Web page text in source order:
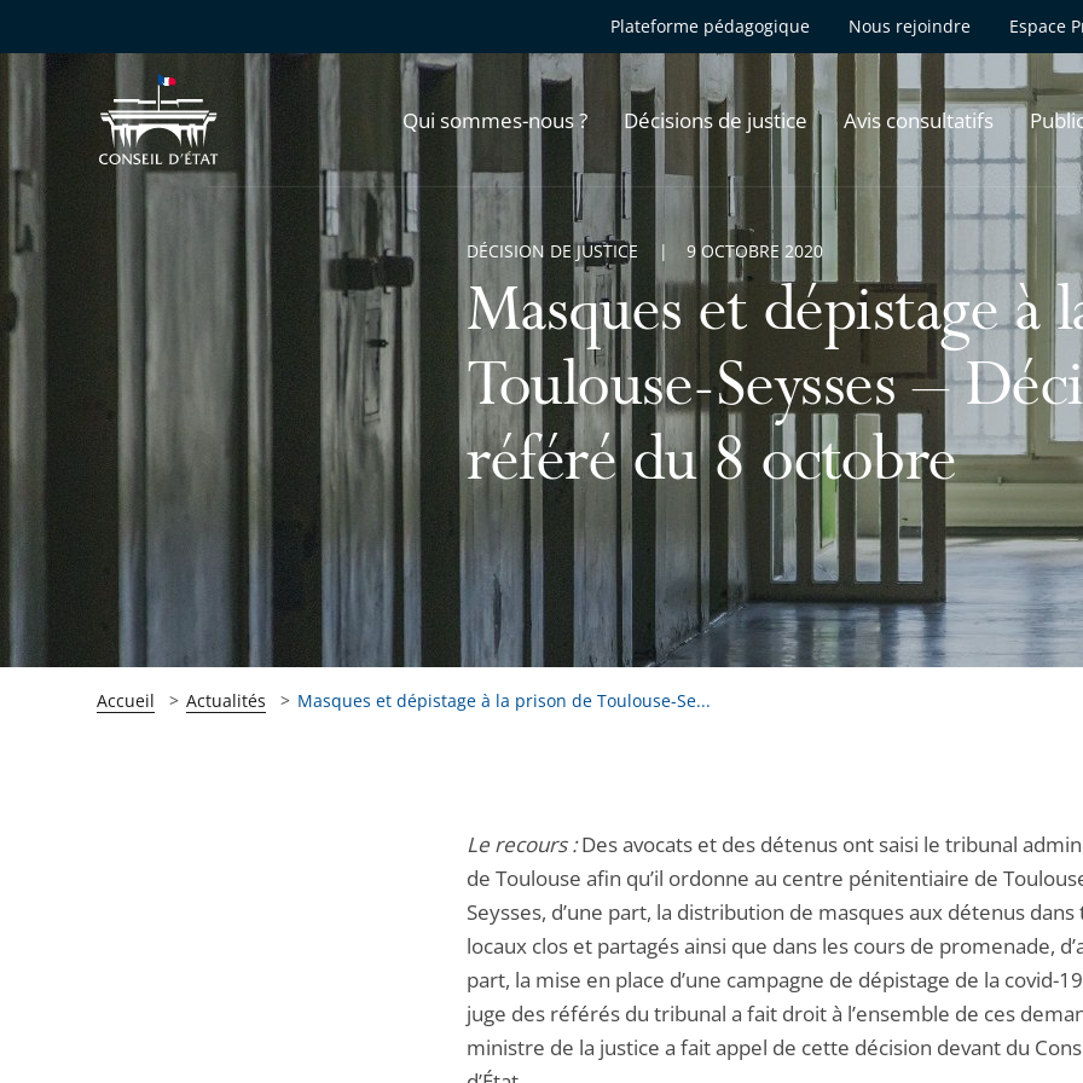
Plateforme pédagogique Nous rejoindre Espace
Qui sommes-nous ? Décisions de justice Avis consultatifs
Masques et dépistage à
Toulouse-Seysses –
référé du 8 octobre
DÉCISION DE JUSTICE 9 OCTOBRE 2020
Accueil Actualités Masques et dépistage à la prison de Toulouse-Se...
Le recours :Des avocats et des détenus ont saisi le tribunal
de Toulouse afin qu’il ordonne au centre pénitentiaire de
Seysses, d’une part, la distribution de masques aux détenus dans
locaux clos et partagés ainsi que dans les cours de promenade,
part, la mise en place d’une campagne de dépistage de la covid-
juge des référés du tribunal a fait droit à l’ensemble de ces
ministre de la justice a fait appel de cette décision devant du